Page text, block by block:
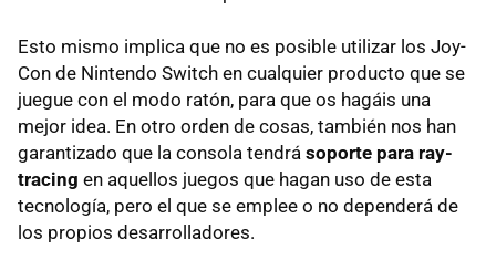
Esto mismo implica que no es posible utilizar los Joy-
Con de Nintendo Switch en cualquier producto que se
juegue con el modo ratón, para que os hagáis una
mejor idea. En otro orden de cosas, también nos han
garantizado que la consola tendrá soporte para ray-
tracing en aquellos juegos que hagan uso de esta
tecnología, pero el que se emplee o no dependerá de
los propios desarrolladores.